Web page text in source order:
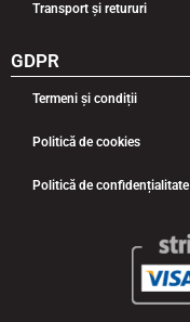
Transport și retururi
GDPR
Termeni și condiții
Politică de cookies
Politică de confidențialitate